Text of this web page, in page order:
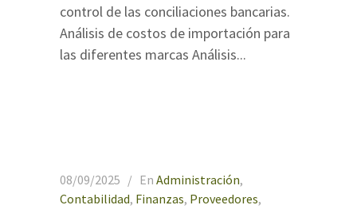
control de las conciliaciones bancarias.
Análisis de costos de importación para
las diferentes marcas Análisis...
08/09/2025 En Administración,
Contabilidad, Finanzas, Proveedores,